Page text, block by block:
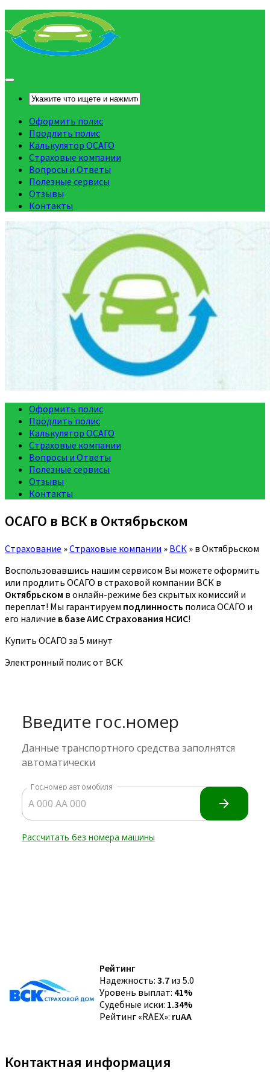
Оформить полис
Продлить полис
Калькулятор ОСАГО
Страховые компании
Вопросы и Ответы
Полезные сервисы
Отзывы
Контакты
Оформить полис
Продлить полис
Калькулятор ОСАГО
Страховые компании
Вопросы и Ответы
Полезные сервисы
Отзывы
Контакты
ОСАГО в ВСК в Октябрьском
Страхование »Страховые компании » ВСК » в Октябрьском
Воспользовавшись нашим сервисом Вы можете оформить
или продлить ОСАГО в страховой компании ВСК в
Октябрьском в онлайн-режиме без скрытых комиссий и
переплат! Мы гарантируем подлинность полиса ОСАГО и
его наличие в базе АИС Страхования НСИС!
Купить ОСАГО за 5 минут
Электронный полис от ВСК
Рейтинг
Надежность: 3.7 из 5.0
Уровень выплат: 41%
Судебные иски: 1.34%
Рейтинг «RAEX»: ruAA
Контактная информация